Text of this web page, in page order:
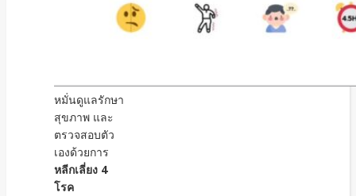
หมั่นดูแลรักษา
สุขภาพ และ
ตรวจสอบตัว
เองด้วยการ
หลีกเลี่ยง 4
โรค